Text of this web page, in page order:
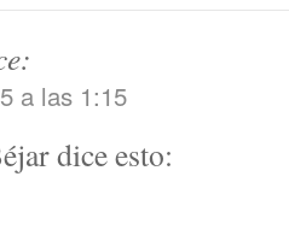
a las 1:15
dice esto: